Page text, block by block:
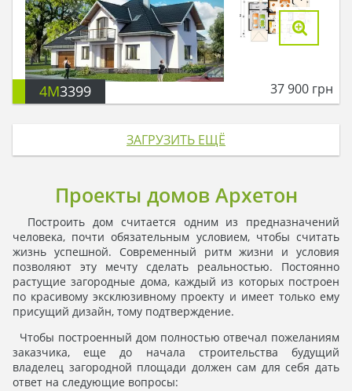
4M3399 37 900 грн
ЗАГРУЗИТЬ ЕЩЁ
Проекты домов Архетон
Построить дом считается одним из предназначений
человека, почти обязательным условием, чтобы считать
жизнь успешной. Современный ритм жизни и условия
позволяют эту мечту сделать реальностью. Постоянно
растущие загородные дома, каждый из которых построен
по красивому эксклюзивному проекту и имеет только ему
присущий дизайн, тому подтверждение.
Чтобы построенный дом полностью отвечал пожеланиям
заказчика, еще до начала строительства будущий
владелец загородной площади должен сам для себя дать
ответ на следующие вопросы: